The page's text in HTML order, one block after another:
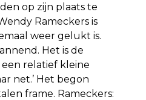
op zijn plaats te
Rameckers is
weer gelukt is.
Het is de
relatief kleine
net.’ Het begon
frame. Rameckers: